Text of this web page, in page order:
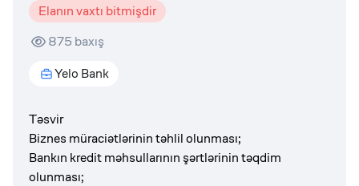
Elanın vaxtı bitmişdir
875 baxış
Yelo Bank
Təsvir
Biznes müraciətlərinin təhlil olunması;
Bankın kredit məhsullarının şərtlərinin təqdim
olunması;